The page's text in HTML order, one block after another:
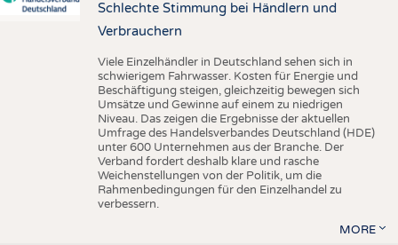
Schlechte Stimmung bei Händlern und
Verbrauchern
Viele Einzelhändler in Deutschland sehen sich in
schwierigem Fahrwasser. Kosten für Energie und
Beschäftigung steigen, gleichzeitig bewegen sich
Umsätze und Gewinne auf einem zu niedrigen
Niveau. Das zeigen die Ergebnisse der aktuellen
Umfrage des Handelsverbandes Deutschland (HDE)
unter 600 Unternehmen aus der Branche. Der
Verband fordert deshalb klare und rasche
Weichenstellungen von der Politik, um die
Rahmenbedingungen für den Einzelhandel zu
verbessern.
MORE